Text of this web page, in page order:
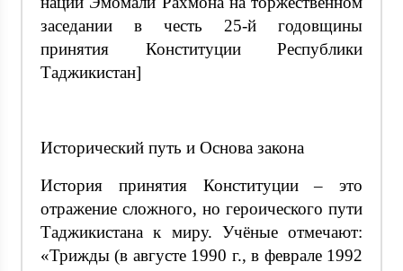
заседании в честь 25-й годовщины
принятия Конституции Республики
Таджикистан]
Исторический путь и Основа закона
История принятия Конституции – это
отражение сложного, но героического пути
Таджикистана к миру. Учёные отмечают:
«Трижды (в августе 1990 г., в феврале 1992